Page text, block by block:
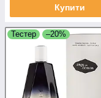
Купити
Тестер –20%